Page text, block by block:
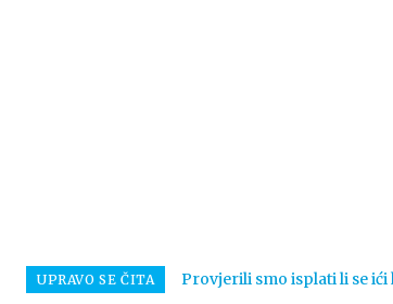
UPRAVO SE ČITA Provjerili smo isplati li se